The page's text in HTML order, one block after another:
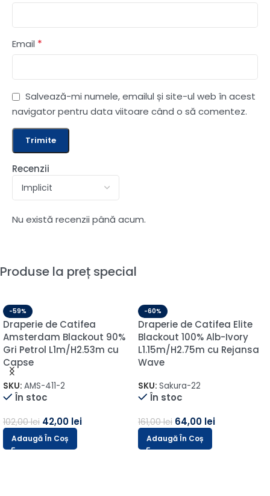
Recenzii
Nu există recenzii până acum.
Email *
Salvează-mi numele, emailul și site-ul web în acest
navigator pentru data viitoare când o să comentez.
Produse la preț special
-59%
Draperie de Catifea
Amsterdam Blackout 90%
Gri Petrol L1m/H2.53m cu
Capse
SKU: AMS-411-2
În stoc
102,00lei 42,00 lei
Adaugă În Coș
-60%
Draperie de Catifea Elite
Blackout 100% Alb-Ivory
L1.15m/H2.75m cu Rejansa
Wave
SKU: Sakura-22
În stoc
161,00lei 64,00 lei
Adaugă În Coș